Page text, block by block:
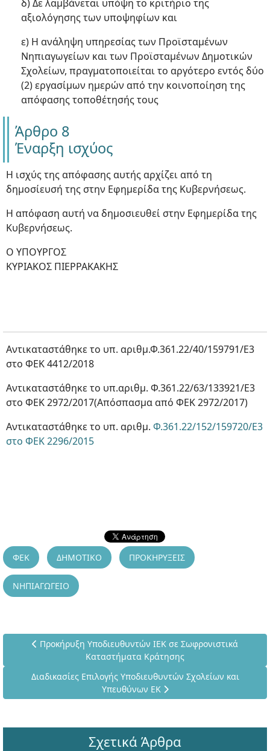
δ) Δε λαμβάνεται υπόψη το κριτήριο της
αξιολόγησης των υποψηφίων και
ε) Η ανάληψη υπηρεσίας των Προϊσταμένων
Νηπιαγωγείων και των Προϊσταμένων Δημοτικών
Σχολείων, πραγματοποιείται το αργότερο εντός δύο
(2) εργασίμων ημερών από την κοινοποίηση της
απόφασης τοποθέτησής τους
Άρθρο 8
Έναρξη ισχύος
Η ισχύς της απόφασης αυτής αρχίζει από τη
δημοσίευσή της στην Εφημερίδα της Κυβερνήσεως.
Η απόφαση αυτή να δημοσιευθεί στην Εφημερίδα της
Κυβερνήσεως.
Ο ΥΠΟΥΡΓΟΣ
ΚΥΡΙΑΚΟΣ ΠΙΕΡΡΑΚΑΚΗΣ
Αντικαταστάθηκε το υπ. αριθμ.Φ.361.22/40/159791/Ε3
στο ΦΕΚ 4412/2018
Αντικαταστάθηκε το υπ.αριθμ. Φ.361.22/63/133921/Ε3
στο ΦΕΚ 2972/2017(Απόσπασμα από ΦΕΚ 2972/2017)
Αντικαταστάθηκε το υπ. αριθμ. Φ.361.22/152/159720/Ε3
στο ΦΕΚ 2296/2015
ΦΕΚ ΔΗΜΟΤΙΚΟ ΠΡΟΚΗΡΥΞΕΙΣ
ΝΗΠΙΑΓΩΓΕΙΟ
Προηγούμενο άρθρο: Προκήρυξη Υποδιευθυντών ΙΕΚ σε
Προκήρυξη Υποδιευθυντών ΙΕΚ σε Σωφρονιστικά
Καταστήματα Κράτησης
Επόμενο άρθρο: Διαδικασίες Επιλογής Υποδιευθυντών
Διαδικασίες Επιλογής Υποδιευθυντών Σχολείων και
Υπευθύνων ΕΚ
Σχετικά Άρθρα